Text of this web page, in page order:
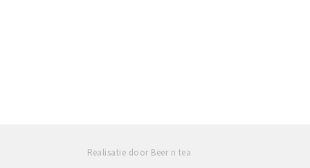
Realisatie door Beer n tea